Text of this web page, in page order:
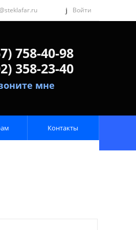
Войти
758-40-98
358-23-40
мне
Контакты